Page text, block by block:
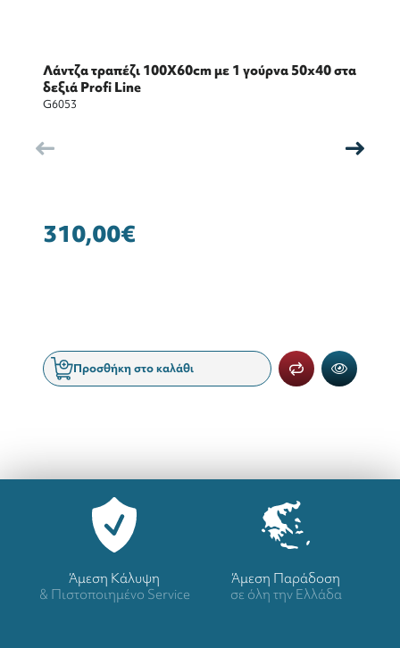
Λάντζα τραπέζι 100X60cm με 1 γούρνα 50x40 στα
δεξιά Profi Line
G6053
310,00€
Προσθήκη στο καλάθι
Άμεση Κάλυψη
& Πιστοποιημένο Service
Άμεση Παράδοση
σε όλη την Ελλάδα